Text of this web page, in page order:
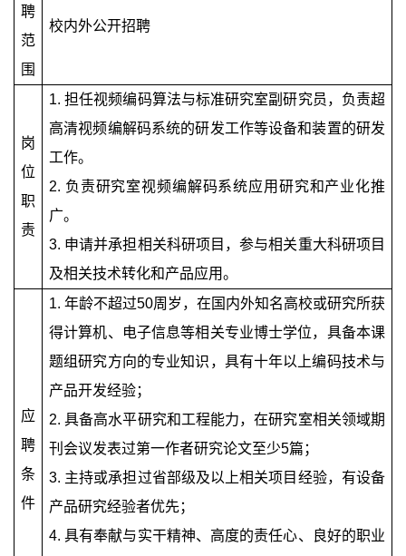
聘
范
围
校内外公开招聘
岗
位
职
责
1.担任视频编码算法与标准研究室副研究员，负责超
高清视频编解码系统的研发工作等设备和装置的研发
工作。
2. 负责研究室视频编解码系统应用研究和产业化推
广。
3. 申请并承担相关科研项目，参与相关重大科研项目
及相关技术转化和产品应用。
应
聘
条
件
1. 年龄不超过50周岁，在国内外知名高校或研究所获
得计算机、电子信息等相关专业博士学位，具备本课
题组研究方向的专业知识，具有十年以上编码技术与
产品开发经验；
2.具备高水平研究和工程能力，在研究室相关领域期
刊会议发表过第一作者研究论文至少5篇；
3. 主持或承担过省部级及以上相关项目经验，有设备
产品研究经验者优先；
4.具有奉献与实干精神、高度的责任心、良好的职业